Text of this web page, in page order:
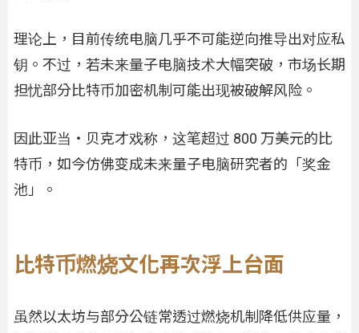
理论上，目前传统电脑几乎不可能逆向推导出对应私
钥。不过，若未来量子电脑技术大幅突破，市场长期
担忧部分比特币加密机制可能出现被破解风险。
因此亚当・贝克才戏称，这笔超过 800 万美元的比
特币，如今仿佛变成未来量子电脑研究者的「奖金
池」。
比特币燃烧文化再次浮上台面
虽然以太坊与部分公链常透过燃烧机制降低供应量，